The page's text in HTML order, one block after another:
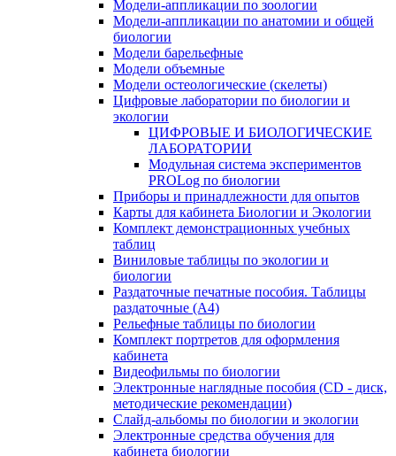
Модели-аппликации по зоологии
Модели-аппликации по анатомии и общей
биологии
Модели барельефные
Модели объемные
Модели остеологические (скелеты)
Цифровые лаборатории по биологии и
экологии
ЦИФРОВЫЕ И БИОЛОГИЧЕСКИЕ
ЛАБОРАТОРИИ
Модульная система экспериментов
PROLog по биологии
Приборы и принадлежности для опытов
Карты для кабинета Биологии и Экологии
Комплект демонстрационных учебных
таблиц
Виниловые таблицы по экологии и
биологии
Раздаточные печатные пособия. Таблицы
раздаточные (А4)
Рельефные таблицы по биологии
Комплект портретов для оформления
кабинета
Видеофильмы по биологии
Электронные наглядные пособия (CD - диск,
методические рекомендации)
Слайд-альбомы по биологии и экологии
Электронные средства обучения для
кабинета биологии